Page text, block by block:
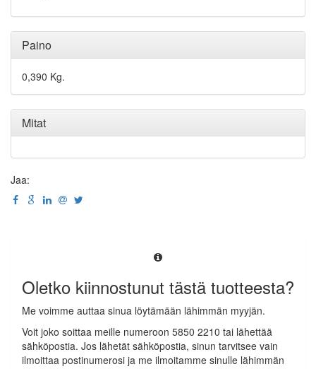
Paino
0,390 Kg.
Mitat
Jaa:
Oletko kiinnostunut tästä tuotteesta?
Me voimme auttaa sinua löytämään lähimmän myyjän.
Voit joko soittaa meille numeroon 5850 2210 tai lähettää
sähköpostia. Jos lähetät sähköpostia, sinun tarvitsee vain
ilmoittaa postinumerosi ja me ilmoitamme sinulle lähimmän